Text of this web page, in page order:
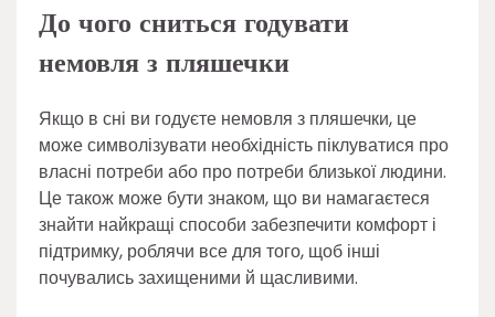
До чого сниться годувати
немовля з пляшечки
Якщо в сні ви годуєте немовля з пляшечки, це
може символізувати необхідність піклуватися про
власні потреби або про потреби близької людини.
Це також може бути знаком, що ви намагаєтеся
знайти найкращі способи забезпечити комфорт і
підтримку, роблячи все для того, щоб інші
почувались захищеними й щасливими.